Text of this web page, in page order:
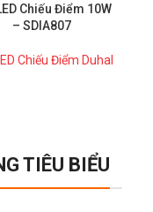
Chiếu Điểm 10W
– SDIA807
Chiếu Điểm Duhal
TIÊU BIỂU